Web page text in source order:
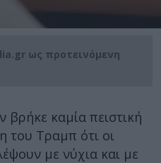
ως προτεινόμενη
βρήκε καμία πειστική
του Τραμπ ότι οι
με νύχια και με